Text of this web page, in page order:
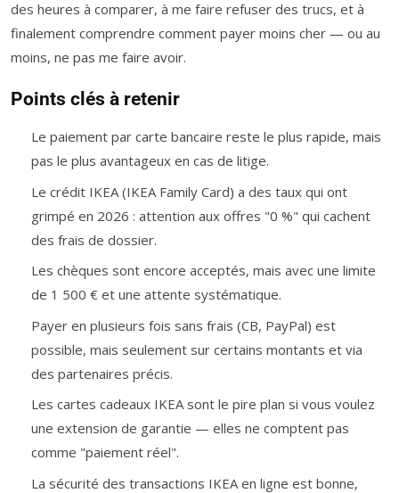
des heures à comparer, à me faire refuser des trucs, et à
finalement comprendre comment payer moins cher — ou au
moins, ne pas me faire avoir.
Points clés à retenir
Le paiement par carte bancaire reste le plus rapide, mais
pas le plus avantageux en cas de litige.
Le crédit IKEA (IKEA Family Card) a des taux qui ont
grimpé en 2026 : attention aux offres "0 %" qui cachent
des frais de dossier.
Les chèques sont encore acceptés, mais avec une limite
de 1 500 € et une attente systématique.
Payer en plusieurs fois sans frais (CB, PayPal) est
possible, mais seulement sur certains montants et via
des partenaires précis.
Les cartes cadeaux IKEA sont le pire plan si vous voulez
une extension de garantie — elles ne comptent pas
comme "paiement réel".
La sécurité des transactions IKEA en ligne est bonne,